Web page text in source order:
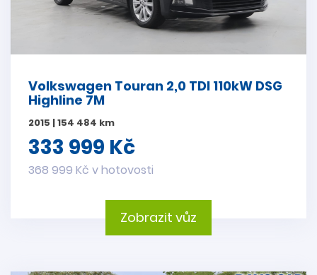
Volkswagen Touran 2,0 TDI 110kW DSG
Highline 7M
2015 | 154 484 km
333 999 Kč
368 999 Kč v hotovosti
Zobrazit vůz